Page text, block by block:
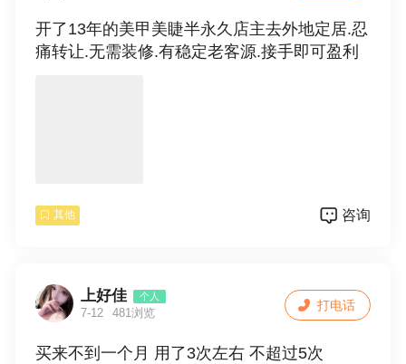
开了13年的美甲美睫半永久店主去外地定居.忍
痛转让.无需装修.有稳定老客源.接手即可盈利
其他 咨询
上好佳 个人
7-12 481浏览
买来不到一个月 用了3次左右 不超过5次
打电话